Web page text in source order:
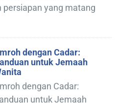
yang matang
dengan Cadar:
untuk Jemaah
dengan Cadar:
untuk Jemaah